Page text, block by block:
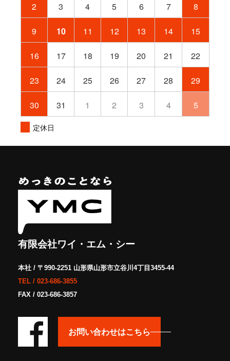
2 3 4 5 6 7 8
9 10 11 12 13 14 15
16 17 18 19 20 21 22
23 24 25 26 27 28 29
30 31 1 2 3 4 5
定休日
有限会社ワイ・エム・シー
本社 / 〒990-2251 山形県山形市立谷川4丁目3455-44
TEL / 023-686-3855
FAX / 023-686-3857
お問い合わせはこちら